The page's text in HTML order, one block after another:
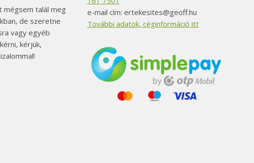
mégsem talál meg
de szeretne
vagy egyéb
kérjük,
e-mail cím: ertekesites@geoff.hu
További adatok, céginformáció itt